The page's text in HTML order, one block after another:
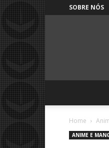
SOBRE NÓS
Home
ANIME E